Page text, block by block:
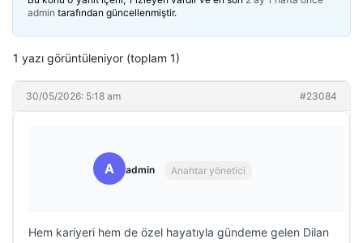
admin tarafından güncellenmiştir.
1 yazı görüntüleniyor (toplam 1)
30/05/2026: 5:18 am #23084
A admin Anahtar yönetici
Hem kariyeri hem de özel hayatıyla gündeme gelen Dilan